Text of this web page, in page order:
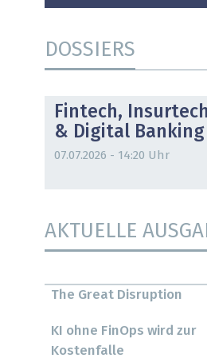
DOSSIERS
Fintech, Insurtech
& Digital Banking
07.07.2026 - 14:20 Uhr
AKTUELLE
The Great Disruption
KI ohne FinOps wird zur
Kostenfalle